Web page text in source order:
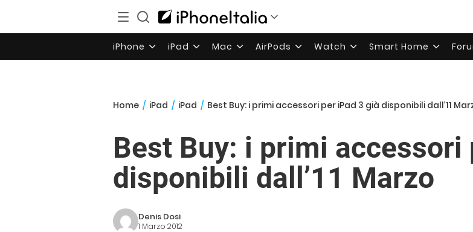
iPhone iPad Mac AirPods Watch Smart Home
Home / iPad / iPad / Best Buy: i primi accessori per iPad 3 già disponibili dall’11
Best Buy: i primi accessori
disponibili dall’11 Marzo
Denis Dosi
1 Marzo 2012